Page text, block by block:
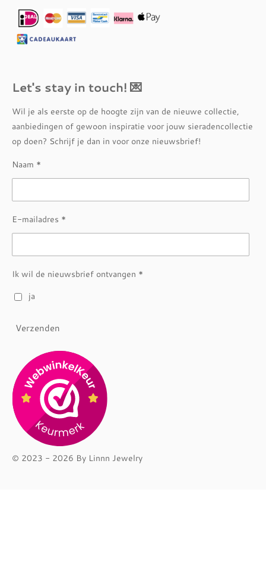
Let's stay in touch! 💌
Wil je als eerste op de hoogte zijn van de nieuwe collectie,
aanbiedingen of gewoon inspiratie voor jouw sieradencollectie
op doen? Schrijf je dan in voor onze nieuwsbrief!
Naam *
E-mailadres *
Ik wil de nieuwsbrief ontvangen *
ja
Verzenden
© 2023 - 2026 By Linnn Jewelry